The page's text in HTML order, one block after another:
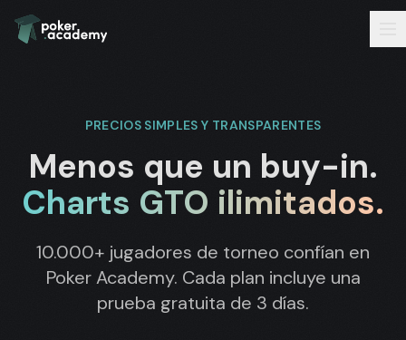
PRECIOS SIMPLES Y TRANSPARENTES
Menos que un buy-in.
Charts GTO ilimitados.
10.000+ jugadores de torneo confían en
Poker Academy. Cada plan incluye una
prueba gratuita de 3 días.